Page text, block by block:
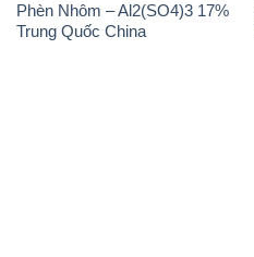
Phèn Nhôm – Al2(SO4)3 17%
Trung Quốc China